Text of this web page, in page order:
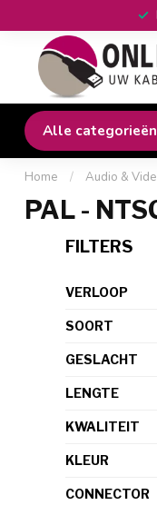
Alle categorieën
Home / Audio &
PAL -
FILTERS
VERLOOP
SOORT
GESLACHT
LENGTE
KWALITEIT
KLEUR
CONNECTOR